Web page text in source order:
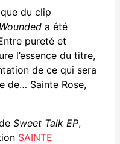
du clip
Wounded a été
pureté et
l’essence du titre,
de ce qui sera
de… Sainte Rose,
Sweet Talk EP,
SAINTE